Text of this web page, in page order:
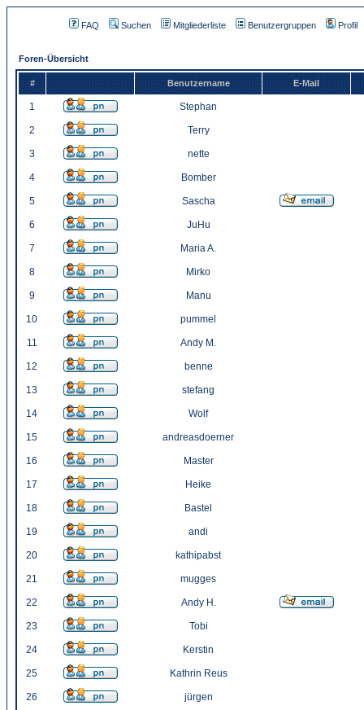
FAQ Suchen Mitgliederliste Benutzergruppen Profil
Foren-Übersicht
# Benutzername E-Mail
1 Stephan
2 Terry
3 nette
4 Bomber
5 Sascha
6 JuHu
7 Maria A.
8 Mirko
9 Manu
10 pummel
11 Andy M.
12 benne
13 stefang
14 Wolf
15 andreasdoerner
16 Master
17 Heike
18 Bastel
19 andi
20 kathipabst
21 mugges
22 Andy H.
23 Tobi
24 Kerstin
25 Kathrin Reus
26 jürgen